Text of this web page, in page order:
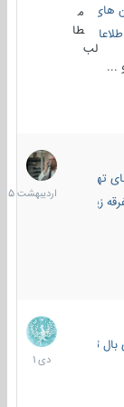
دریایی
و جاسوسی
طا
لب
زیرسطحی
31
1405
ثابت
12
دی
1401